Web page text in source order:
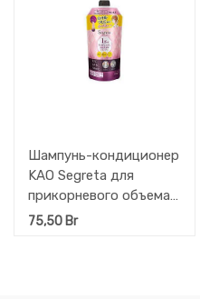
Шампунь-кондиционер
KAO Segreta для
прикорневого объема
на коротких и
75,50 Br